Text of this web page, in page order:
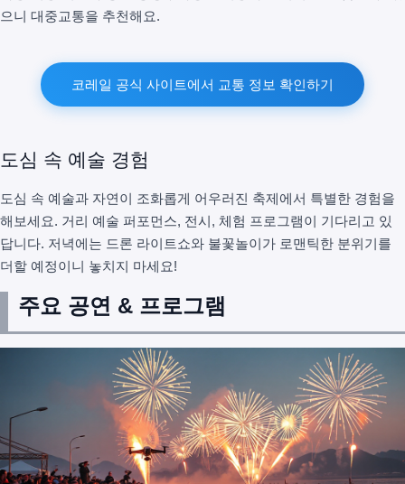
으니 대중교통을 추천해요.
코레일 공식 사이트에서 교통 정보 확인하기
도심 속 예술 경험
도심 속 예술과 자연이 조화롭게 어우러진 축제에서 특별한 경험을
해보세요. 거리 예술 퍼포먼스, 전시, 체험 프로그램이 기다리고 있
답니다. 저녁에는 드론 라이트쇼와 불꽃놀이가 로맨틱한 분위기를
더할 예정이니 놓치지 마세요!
주요 공연 & 프로그램